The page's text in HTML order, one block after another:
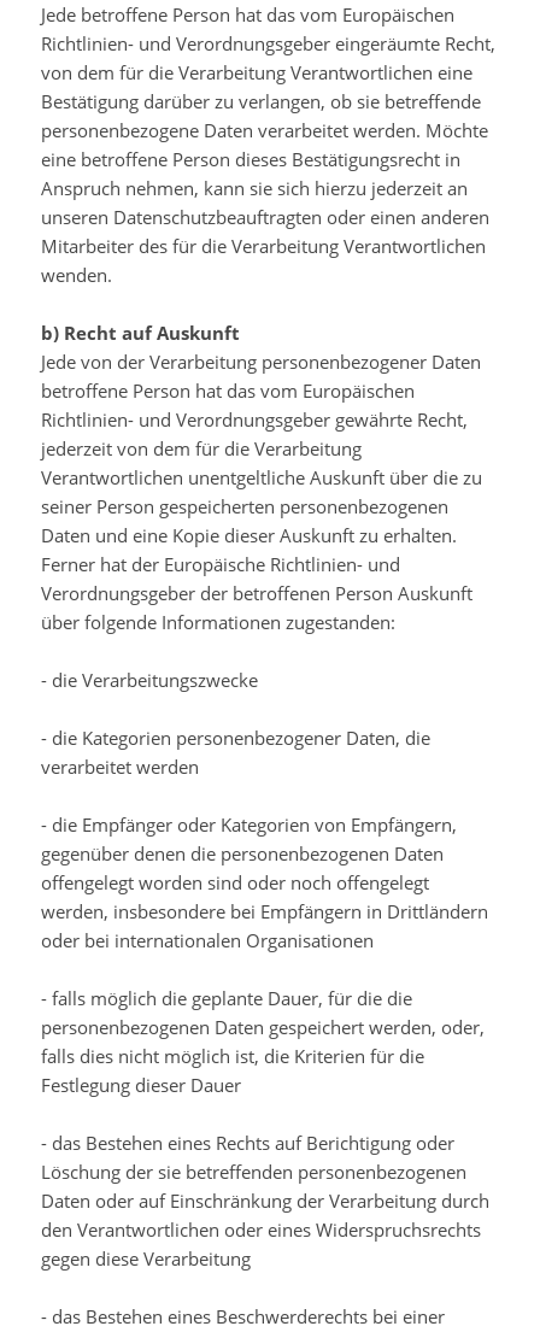
Jede betroffene Person hat das vom Europäischen
Richtlinien- und Verordnungsgeber eingeräumte Recht,
von dem für die Verarbeitung Verantwortlichen eine
Bestätigung darüber zu verlangen, ob sie betreffende
personenbezogene Daten verarbeitet werden. Möchte
eine betroffene Person dieses Bestätigungsrecht in
Anspruch nehmen, kann sie sich hierzu jederzeit an
unseren Datenschutzbeauftragten oder einen anderen
Mitarbeiter des für die Verarbeitung Verantwortlichen
wenden.
b) Recht auf Auskunft
Jede von der Verarbeitung personenbezogener Daten
betroffene Person hat das vom Europäischen
Richtlinien- und Verordnungsgeber gewährte Recht,
jederzeit von dem für die Verarbeitung
Verantwortlichen unentgeltliche Auskunft über die zu
seiner Person gespeicherten personenbezogenen
Daten und eine Kopie dieser Auskunft zu erhalten.
Ferner hat der Europäische Richtlinien- und
Verordnungsgeber der betroffenen Person Auskunft
über folgende Informationen zugestanden:
- die Verarbeitungszwecke
- die Kategorien personenbezogener Daten, die
verarbeitet werden
- die Empfänger oder Kategorien von Empfängern,
gegenüber denen die personenbezogenen Daten
offengelegt worden sind oder noch offengelegt
werden, insbesondere bei Empfängern in Drittländern
oder bei internationalen Organisationen
- falls möglich die geplante Dauer, für die die
personenbezogenen Daten gespeichert werden, oder,
falls dies nicht möglich ist, die Kriterien für die
Festlegung dieser Dauer
- das Bestehen eines Rechts auf Berichtigung oder
Löschung der sie betreffenden personenbezogenen
Daten oder auf Einschränkung der Verarbeitung durch
den Verantwortlichen oder eines Widerspruchsrechts
gegen diese Verarbeitung
- das Bestehen eines Beschwerderechts bei einer